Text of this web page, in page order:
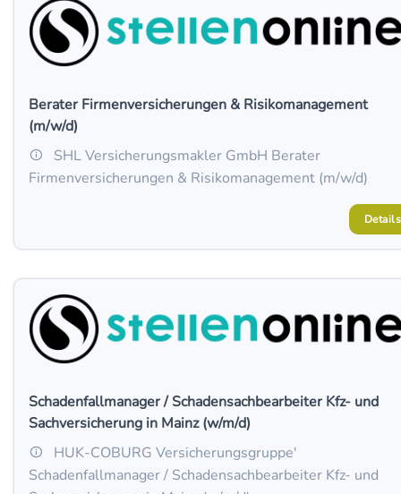
Berater Firmenversicherungen & Risikomanagement
(m/w/d)
SHL Versicherungsmakler GmbH Berater
Firmenversicherungen & Risikomanagement (m/w/d)
Details
Schadenfallmanager / Schadensachbearbeiter Kfz- und
Sachversicherung in Mainz (w/m/d)
HUK-COBURG Versicherungsgruppe'
Schadenfallmanager / Schadensachbearbeiter Kfz- und